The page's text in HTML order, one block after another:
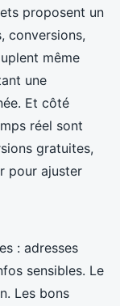
proposent un
conversions,
même
une
Et côté
réel sont
gratuites,
pour ajuster
: adresses
sensibles. Le
Les bons